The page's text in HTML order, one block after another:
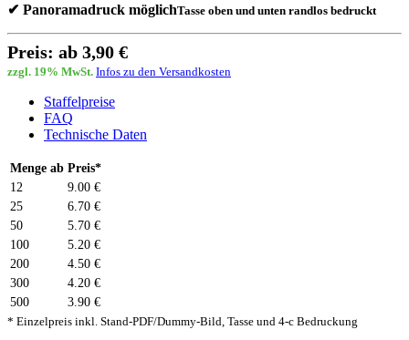
✔ Panoramadruck möglichTasse oben und unten randlos bedruckt
Preis: ab 3,90 €
zzgl. 19% MwSt. Infos zu den Versandkosten
Staffelpreise
FAQ
Technische Daten
Menge ab Preis*
12
9.00 €
25
6.70 €
50
5.70 €
100
5.20 €
200
4.50 €
300
4.20 €
500
3.90 €
* Einzelpreis inkl. Stand-PDF/Dummy-Bild, Tasse und 4-c Bedruckung